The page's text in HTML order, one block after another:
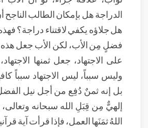
الدراجة هل بإمكان الطالب الناجح
هل جلاؤه يكفي لاقتناء دراجة؟
فضلٍ مِن الأب، لكن الأب جعل هذه
على الاجتهاد، جعل ثمنها
وليس سبباً، ليس الاجتهاد سبباً
بل إنه ثمنٌ دُفِع من أجل نيل
إلهيٌّ مِن قِبَلِ الله سبحانه
اللهُ ثمَنَها العمل، فإذا قرأت آية